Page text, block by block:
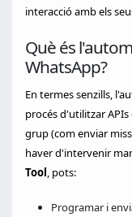
interacció amb els
Què és
WhatsApp?
En termes senzills,
procés d'utilitzar
grup (com enviar
haver d'intervenir
Tool, pots:
Programar i